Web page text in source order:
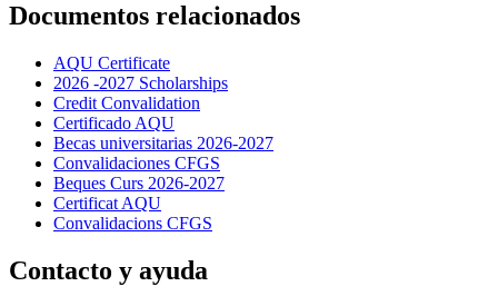
Documentos relacionados
AQU Certificate
2026 -2027 Scholarships
Credit Convalidation
Certificado AQU
Becas universitarias 2026-2027
Convalidaciones CFGS
Beques Curs 2026-2027
Certificat AQU
Convalidacions CFGS
Contacto y ayuda